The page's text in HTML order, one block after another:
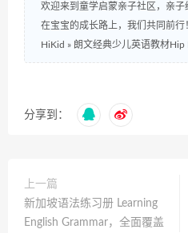
欢迎来到童学启蒙亲子社区，亲
在宝宝的成长路上，我们共同前行
HiKid » 朗文经典少儿英语教材Hip
分享到：
上一篇
新加坡语法练习册 Learning
English Grammar，全面覆盖